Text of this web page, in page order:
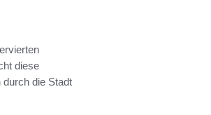
diese
die Stadt